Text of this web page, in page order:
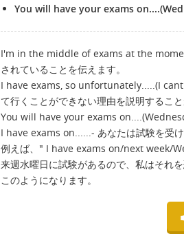
You will have your exams
I'm in the middle of exams at the
されていることを伝えます。
I have exams, so unfortunately.....(I
て行くことができない理由を説明すること
You will have your exams
I have exams on......- あなたは試験を受
例えば、" I have exams on/next week/
来週水曜日に試験があるので、私はそれを
このようになります。